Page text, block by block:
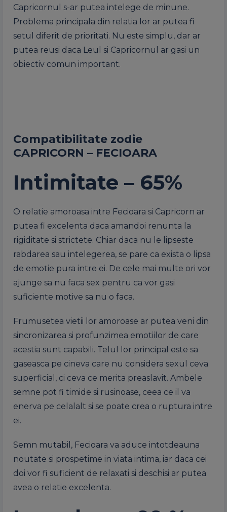
Capricornul s-ar putea intelege de minune.
Problema principala din relatia lor ar putea fi
setul diferit de prioritati. Nu este simplu, dar ar
putea reusi daca Leul si Capricornul ar gasi un
obiectiv comun important.
Compatibilitate zodie
CAPRICORN – FECIOARA
Intimitate – 65%
O relatie amoroasa intre Fecioara si Capricorn ar
putea fi excelenta daca amandoi renunta la
rigiditate si strictete. Chiar daca nu le lipseste
rabdarea sau intelegerea, se pare ca exista o lipsa
de emotie pura intre ei. De cele mai multe ori vor
ajunge sa nu faca sex pentru ca vor gasi
suficiente motive sa nu o faca.
Frumusetea vietii lor amoroase ar putea veni din
sincronizarea si profunzimea emotiilor de care
acestia sunt capabili. Telul lor principal este sa
gaseasca pe cineva care nu considera sexul ceva
superficial, ci ceva ce merita preaslavit. Ambele
semne pot fi timide si rusinoase, ceea ce il va
enerva pe celalalt si se poate crea o ruptura intre
ei.
Semn mutabil, Fecioara va aduce intotdeauna
noutate si prospetime in viata intima, iar daca cei
doi vor fi suficient de relaxati si deschisi ar putea
avea o relatie excelenta.